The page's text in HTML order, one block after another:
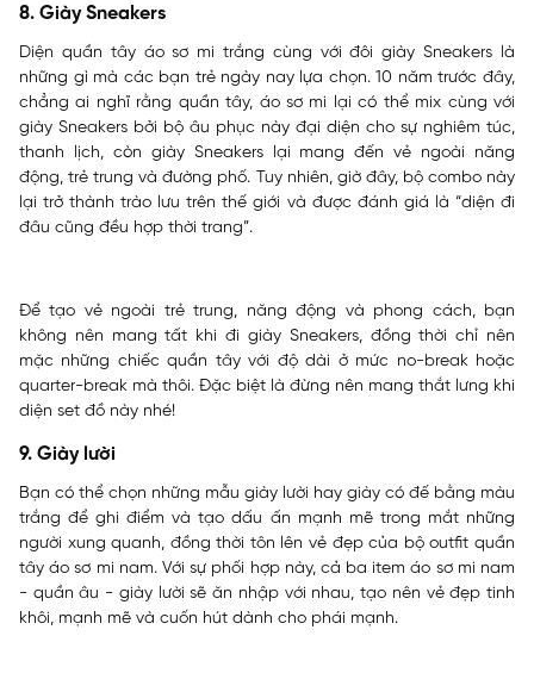
8. Giày Sneakers
Diện quần tây áo sơ mi trắng cùng với đôi giày Sneakers là
những gì mà các bạn trẻ ngày nay lựa chọn. 10 năm trước đây,
chẳng ai nghĩ rằng quần tây, áo sơ mi lại có thể mix cùng với
giày Sneakers bởi bộ âu phục này đại diện cho sự nghiêm túc,
thanh lịch, còn giày Sneakers lại mang đến vẻ ngoài năng
động, trẻ trung và đường phố. Tuy nhiên, giờ đây, bộ combo này
lại trở thành trào lưu trên thế giới và được đánh giá là “diện đi
đâu cũng đều hợp thời trang”.
Để tạo vẻ ngoài trẻ trung, năng động và phong cách, bạn
không nên mang tất khi đi giày Sneakers, đồng thời chỉ nên
mặc những chiếc quần tây với độ dài ở mức no-break hoặc
quarter-break mà thôi. Đặc biệt là đừng nên mang thắt lưng khi
diện set đồ này nhé!
9. Giày lười
Bạn có thể chọn những mẫu giày lười hay giày có đế bằng màu
trắng để ghi điểm và tạo dấu ấn mạnh mẽ trong mắt những
người xung quanh, đồng thời tôn lên vẻ đẹp của bộ outfit quần
tây áo sơ mi nam. Với sự phối hợp này, cả ba item áo sơ mi nam
- quần âu - giày lười sẽ ăn nhập với nhau, tạo nên vẻ đẹp tinh
khôi, mạnh mẽ và cuốn hút dành cho phái mạnh.